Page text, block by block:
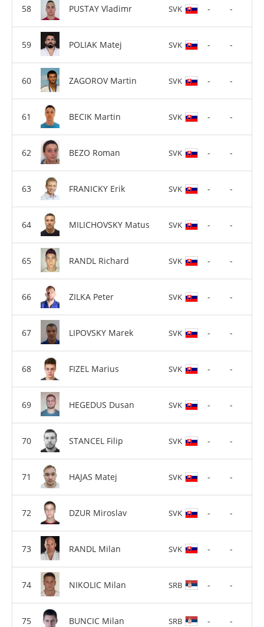
PUSTAY Vladimr SVK - -
POLIAK Matej SVK - -
ZAGOROV Martin SVK - -
BECIK Martin SVK - -
BEZO Roman SVK - -
FRANICKY Erik SVK - -
MILICHOVSKY Matus SVK - -
RANDL Richard SVK - -
ZILKA Peter SVK - -
LIPOVSKY Marek SVK - -
FIZEL Marius SVK - -
HEGEDUS Dusan SVK - -
STANCEL Filip SVK - -
HAJAS Matej SVK - -
DZUR Miroslav SVK - -
RANDL Milan SVK - -
NIKOLIC Milan SRB - -
BUNCIC Milan SRB - -